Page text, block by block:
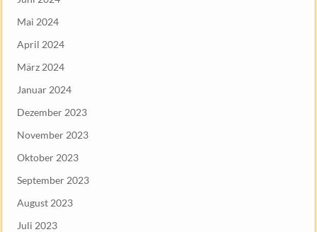
Mai 2024
April 2024
März 2024
Januar 2024
Dezember 2023
November 2023
Oktober 2023
September 2023
August 2023
Juli 2023